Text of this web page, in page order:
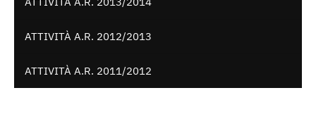
ATTIVITÀ A.R. 2012/2013
ATTIVITÀ A.R. 2011/2012